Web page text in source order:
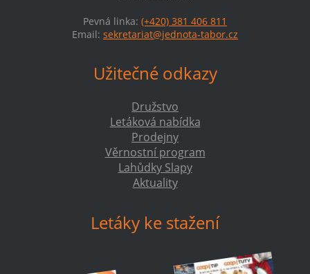
Pevná linka: (+420) 381 406 811
Email: sekretariat@jednota-tabor.cz
Užitečné odkazy
Družstvo
Letáková nabídka
Prodejny
Věrnostní program
Lahůdky Slapy
Aktuality
Letáky ke stažení